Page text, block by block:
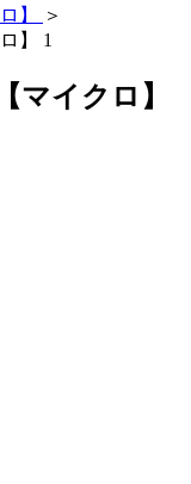
】
＞
】 1
マイクロ】